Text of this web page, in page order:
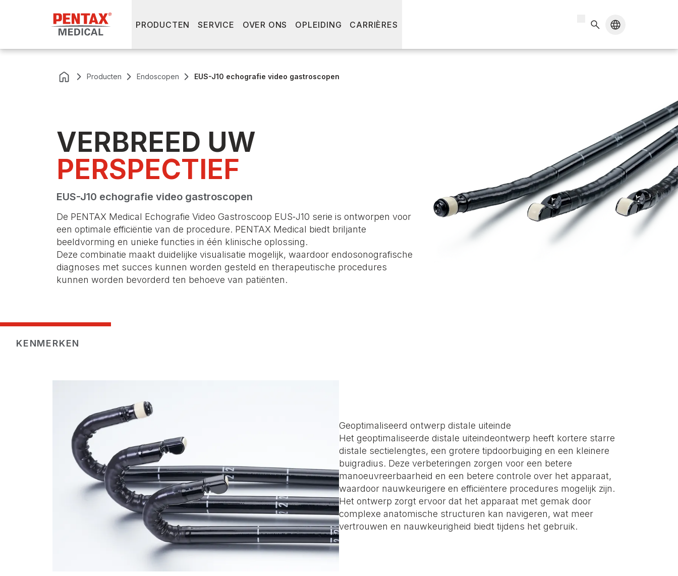
Producten Endoscopen EUS-J10 echografie video gastroscopen
VERBREED UW
PERSPECTIEF
EUS-J10 echografie video gastroscopen
De PENTAX Medical Echografie Video Gastroscoop EUS‑J10 serie is ontworpen voor
een optimale efficiëntie van de procedure. PENTAX Medical biedt briljante
beeldvorming en unieke functies in één klinische oplossing.
Deze combinatie maakt duidelijke visualisatie mogelijk, waardoor endosonografische
diagnoses met succes kunnen worden gesteld en therapeutische procedures
kunnen worden bevorderd ten behoeve van patiënten.
KENMERKEN
Geoptimaliseerd ontwerp distale uiteinde
Het geoptimaliseerde distale uiteindeontwerp heeft kortere starre
distale sectielengtes, een grotere tipdoorbuiging en een kleinere
buigradius. Deze verbeteringen zorgen voor een betere
manoeuvreerbaarheid en een betere controle over het apparaat,
waardoor nauwkeurigere en efficiëntere procedures mogelijk zijn.
Het ontwerp zorgt ervoor dat het apparaat met gemak door
complexe anatomische structuren kan navigeren, wat meer
vertrouwen en nauwkeurigheid biedt tijdens het gebruik.
PRODUCTEN SERVICE OVER ONS OPLEIDING CARRIÈRES